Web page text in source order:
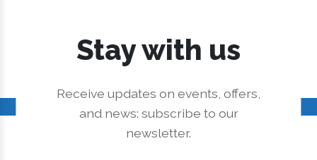
Stay with us
Receive updates on events, offers,
and news: subscribe to our
newsletter.